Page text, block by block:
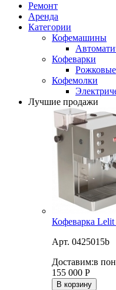
Ремонт
Аренда
Категории
Кофемашины
Кофеварки
Рожковые
Кофемолки
Лучшие продажи
Кофеварка
Арт. 0425015b
Доставим:в
155 000 Р
В корзину